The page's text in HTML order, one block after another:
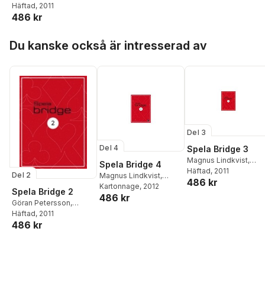
Jacob Røn,GeO
Tislevoll
Häftad, 2011
486 kr
Du kanske också är intresserad av
Del 2
Spela Bridge 2
Göran Petersson,
Jacob Røn,GeO
Tislevoll
Häftad, 2011
486 kr
Del 4
Spela Bridge 4
Magnus Lindkvist,
Jacob Røn,Geo
Tislevoll
Kartonnage, 2012
486 kr
Del 3
Spela Bridge 3
Magnus Lindkvist,
Jacob Rön,Geo
Tislevoll
Häftad, 2011
486 kr